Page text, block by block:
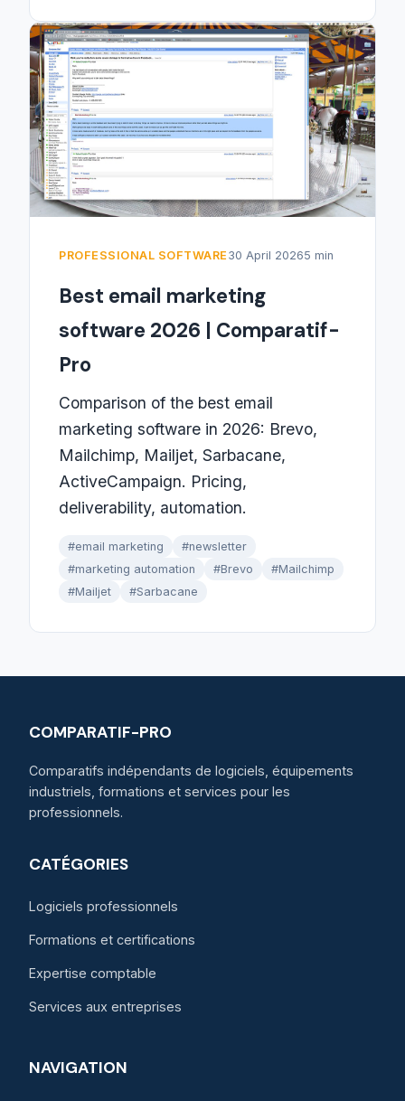
PROFESSIONAL SOFTWARE 30 April 20265 min
Best email marketing
software 2026 | Comparatif-
Pro
Comparison of the best email
marketing software in 2026: Brevo,
Mailchimp, Mailjet, Sarbacane,
ActiveCampaign. Pricing,
deliverability, automation.
#email marketing
#newsletter
#marketing automation
#Brevo
#Mailchimp
#Mailjet
#Sarbacane
COMPARATIF-PRO
Comparatifs indépendants de logiciels, équipements
industriels, formations et services pour les
professionnels.
CATÉGORIES
Logiciels professionnels
Formations et certifications
Expertise comptable
Services aux entreprises
NAVIGATION